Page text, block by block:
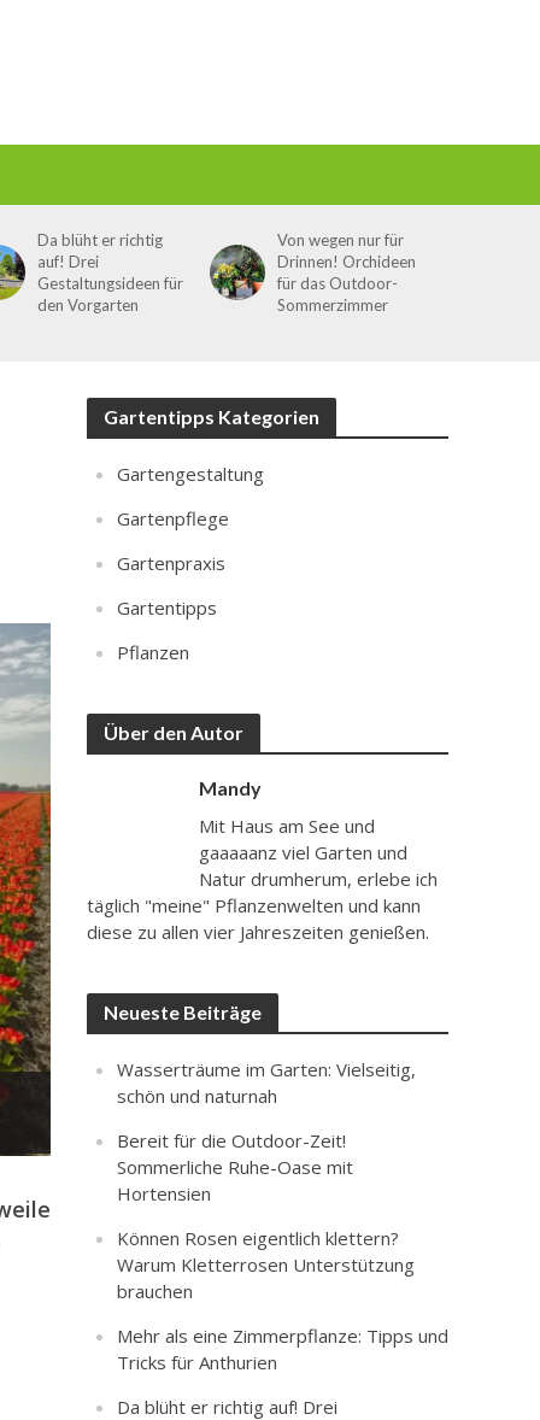
Da blüht er richtig
auf! Drei
Gestaltungsideen für
den Vorgarten
Von wegen nur für
Drinnen! Orchideen
für das Outdoor-
Sommerzimmer
Gartentipps Kategorien
Gartengestaltung
Gartenpflege
Gartenpraxis
Gartentipps
Pflanzen
Über den Autor
Mandy
Mit Haus am See und
gaaaaanz viel Garten und
Natur drumherum, erlebe ich
täglich "meine" Pflanzenwelten und kann
diese zu allen vier Jahreszeiten genießen.
Neueste Beiträge
Wasserträume im Garten: Vielseitig,
schön und naturnah
Bereit für die Outdoor-Zeit!
Sommerliche Ruhe-Oase mit
Hortensien
Können Rosen eigentlich klettern?
Warum Kletterrosen Unterstützung
brauchen
Mehr als eine Zimmerpflanze: Tipps und
Tricks für Anthurien
Da blüht er richtig auf! Drei